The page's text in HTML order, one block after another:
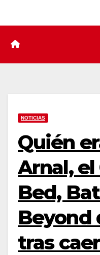
NOTICIAS
Quién
Arnal, el
Bed,
Beyond
tras